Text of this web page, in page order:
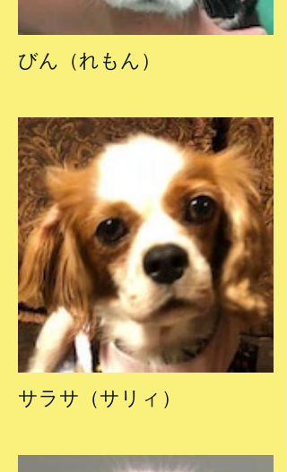
びん（れもん）
サラサ（サリィ）